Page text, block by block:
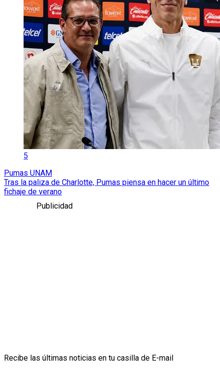
5
Pumas UNAM
Tras la paliza de Charlotte, Pumas piensa en hacer un último
fichaje de verano
Publicidad
Recibe las últimas noticias en tu casilla de E-mail